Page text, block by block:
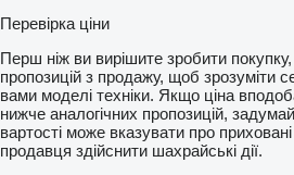
Перевірка ціни
Перш ніж ви вирішите зробити покупку,
пропозицій з продажу, щоб зрозуміти
вами моделі техніки. Якщо ціна
нижче аналогічних пропозицій,
вартості може вказувати про
продавця здійснити шахрайські дії.